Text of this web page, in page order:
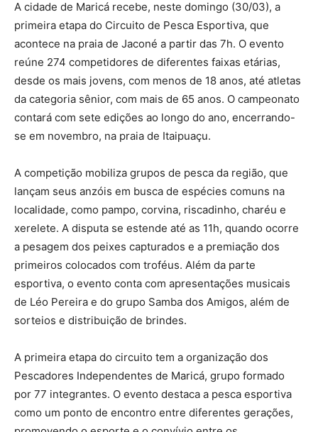
A cidade de Maricá recebe, neste domingo (30/03), a
primeira etapa do Circuito de Pesca Esportiva, que
acontece na praia de Jaconé a partir das 7h. O evento
reúne 274 competidores de diferentes faixas etárias,
desde os mais jovens, com menos de 18 anos, até atletas
da categoria sênior, com mais de 65 anos. O campeonato
contará com sete edições ao longo do ano, encerrando-
se em novembro, na praia de Itaipuaçu.
A competição mobiliza grupos de pesca da região, que
lançam seus anzóis em busca de espécies comuns na
localidade, como pampo, corvina, riscadinho, charéu e
xerelete. A disputa se estende até as 11h, quando ocorre
a pesagem dos peixes capturados e a premiação dos
primeiros colocados com troféus. Além da parte
esportiva, o evento conta com apresentações musicais
de Léo Pereira e do grupo Samba dos Amigos, além de
sorteios e distribuição de brindes.
A primeira etapa do circuito tem a organização dos
Pescadores Independentes de Maricá, grupo formado
por 77 integrantes. O evento destaca a pesca esportiva
como um ponto de encontro entre diferentes gerações,